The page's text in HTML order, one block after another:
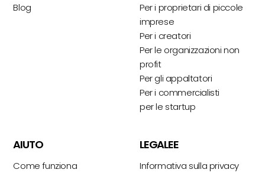
Blog
Per i proprietari di piccole
imprese
Per i creatori
Per le organizzazioni non
profit
Per gli appaltatori
Per i commercialisti
per le startup
AIUTO
Come funziona
LEGALEE
Informativa sulla privacy